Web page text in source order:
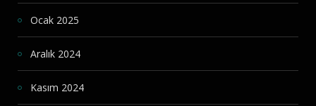
Ocak 2025
Aralık 2024
Kasım 2024